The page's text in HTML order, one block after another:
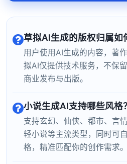
草拟AI生成的版权归属如
用户使用AI生成的内容，著
拟AI仅提供技术服务，不保
商业发布与出版。
小说生成AI支持哪些风格？
支持玄幻、仙侠、都市、言
轻小说等主流类型，同时可
格，精准匹配你的创作需求。